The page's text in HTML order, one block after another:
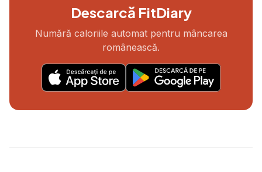
Descarcă FitDiary
Numără caloriile automat pentru mâncarea
românească.